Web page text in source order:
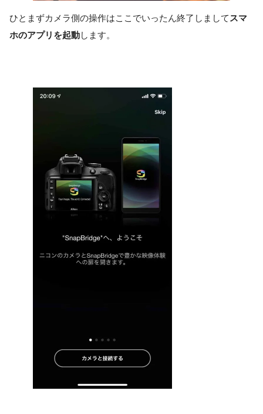
ひとまずカメラ側の操作はここでいったん終了しましてスマ
ホのアプリを起動します。